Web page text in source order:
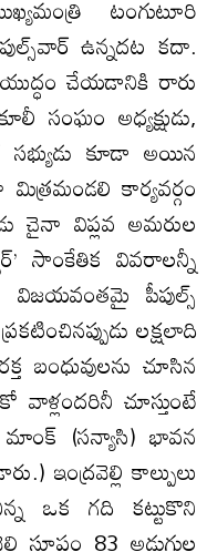
టంగుటూరి
ఉన్నదట కదా.
చేయడానికి రారు
సంఘం అధ్యక్షుడు,
కూడా అయిన
కార్యవర్గం
చైనా విప్లవ అమరుల
సాంకేతిక వివరాలన్నీ
విజయవంతమై పీపుల్స్‌
లక్షలాది
చూసిన
చూస్తుంటే
మాంక్‌ (సన్యాసి) భావన
ఇంద్రవెల్లి కాల్పులు
ఒక గది కట్టుకొని
స్థూపం 83 అడుగుల